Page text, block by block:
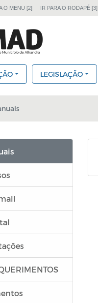
O MENU [2] IR PARA O RODAPÉ [3]
LEGISLAÇÃO